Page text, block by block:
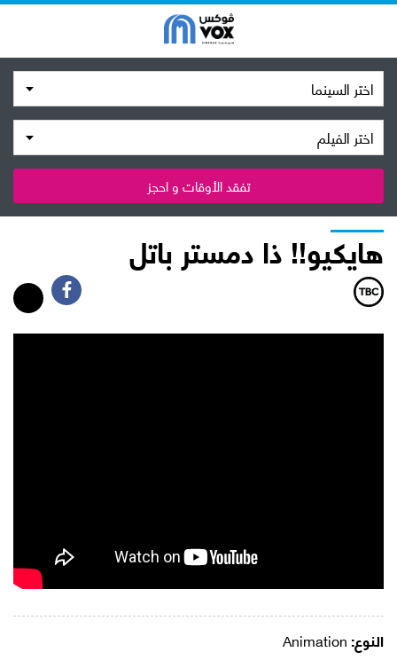
اختر السينما
اختر الفيلم
تفقد الأوقات و احجز
هايكيو!! ذا دمستر باتل
النوع: